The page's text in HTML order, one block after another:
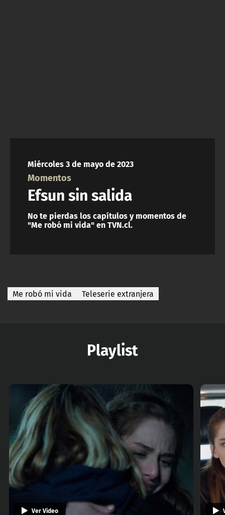
Miércoles 3 de mayo de 2023
Momentos
Efsun sin salida
No te pierdas los capítulos y momentos de
"Me robó mi vida" en TVN.cl.
Me robó mi vida Teleserie extranjera
Playlist
Ver Video